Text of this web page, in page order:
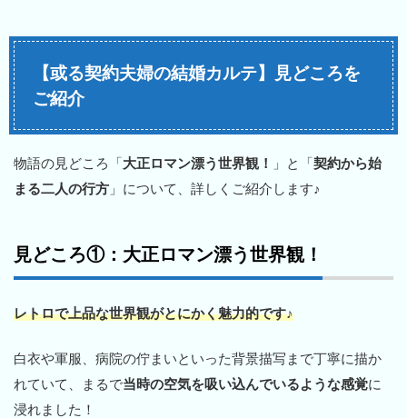
【或る契約夫婦の結婚カルテ】見どころを
ご紹介
物語の見どころ「大正ロマン漂う世界観！ 」と「契約から始
まる二人の行方 」について、詳しくご紹介します♪
見どころ①：大正ロマン漂う世界観！
レトロで上品な世界観がとにかく魅力的です♪
白衣や軍服、病院の佇まいといった背景描写まで丁寧に描か
れていて、まるで当時の空気を吸い込んでいるような感覚に
浸れました！